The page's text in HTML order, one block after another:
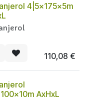
4|5x175x5m
110,08 €
AxHxL